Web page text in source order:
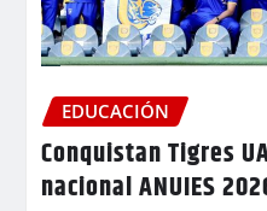
EDUCACIÓN
Conquistan Tigres
nacional ANUIES